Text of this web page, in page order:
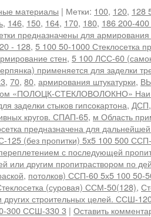
материалы | Метки: 100, 120, 128
, 146, 150, 164, 170, 180, 186 200-
предназначены для
- 128, 5 100 50-1000 Стеклосетка
стен, 5 100 ЛСС-60
применяется для заделки
, 70, 80, армирования штукатурки,
«ПОЛОЦК-СТЕКЛОВОЛОКНО»
заделки стыков гипсокартона, ДСП
кругов. СПАП-65, м Область
предназначена для
125 (без пропитки) 5x5 100 500
с последующей
или другим пропитраствором
, потолков) ССП-60 5х5 100
(суровая) ССМ-50(128),
других строительных целей. ССШ-
300 ССШ-330 3 | Оставить